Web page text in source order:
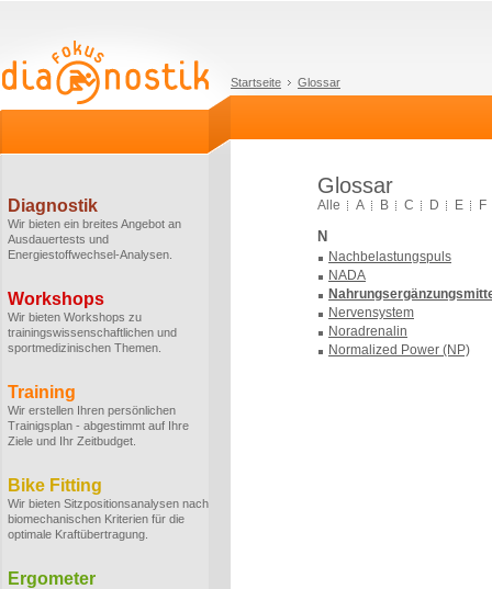
Startseite Glossar
Diagnostik
Wir bieten ein breites Angebot an
Ausdauertests und
Energiestoffwechsel-Analysen.
Workshops
Wir bieten Workshops zu
trainingswissenschaftlichen und
sportmedizinischen Themen.
Training
Wir erstellen Ihren persönlichen
Trainigsplan - abgestimmt auf Ihre
Ziele und Ihr Zeitbudget.
Bike Fitting
Wir bieten Sitzpositionsanalysen nach
biomechanischen Kriterien für die
optimale Kraftübertragung.
Ergometer
Glossar
Alle A B C D E F
N
Nachbelastungspuls
NADA
Nervensystem
Noradrenalin
Normalized Power (NP)